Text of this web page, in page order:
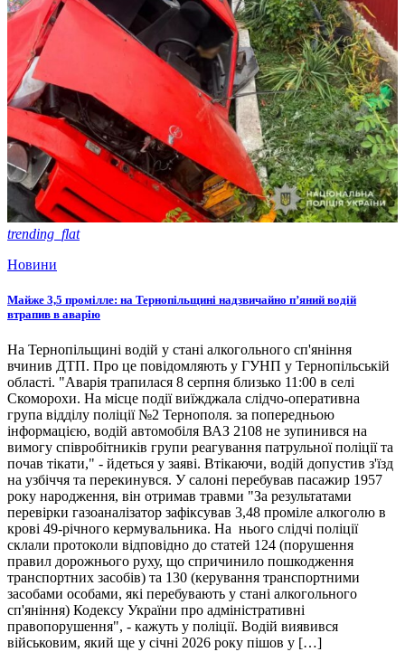
trending_flat
Новини
Майже 3,5 промілле: на Тернопільщині надзвичайно п’яний водій
втрапив в аварію
На Тернопільщині водій у стані алкогольного сп'яніння
вчинив ДТП. Про це повідомляють у ГУНП у Тернопільській
області. "Аварія трапилася 8 серпня близько 11:00 в селі
Скоморохи. На місце події виїжджала слідчо-оперативна
група відділу поліції №2 Тернополя. за попередньою
інформацією, водій автомобіля ВАЗ 2108 не зупинився на
вимогу співробітників групи реагування патрульної поліції та
почав тікати," - йдеться у заяві. Втікаючи, водій допустив з'їзд
на узбіччя та перекинувся. У салоні перебував пасажир 1957
року народження, він отримав травми "За результатами
перевірки газоаналізатор зафіксував 3,48 проміле алкоголю в
крові 49-річного кермувальника. На нього слідчі поліції
склали протоколи відповідно до статей 124 (порушення
правил дорожнього руху, що спричинило пошкодження
транспортних засобів) та 130 (керування транспортними
засобами особами, які перебувають у стані алкогольного
сп'яніння) Кодексу України про адміністративні
правопорушення", - кажуть у поліції. Водій виявився
військовим, який ще у січні 2026 року пішов у […]